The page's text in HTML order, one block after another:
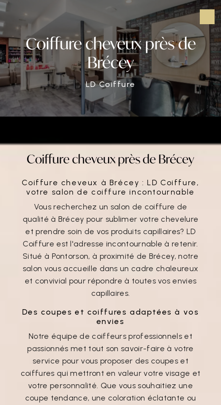
Coiffure cheveux près de
Brécey
LD Coiffure
Coiffure cheveux près de Brécey
Coiffure cheveux à Brécey : LD Coiffure,
votre salon de coiffure incontournable
Vous recherchez un salon de coiffure de
qualité à Brécey pour sublimer votre chevelure
et prendre soin de vos produits capillaires? LD
Coiffure est l'adresse incontournable à retenir.
Situé à Pontorson, à proximité de Brécey, notre
salon vous accueille dans un cadre chaleureux
et convivial pour répondre à toutes vos envies
capillaires.
Des coupes et coiffures adaptées à vos
envies
Notre équipe de coiffeurs professionnels et
passionnés met tout son savoir-faire à votre
service pour vous proposer des coupes et
coiffures qui mettront en valeur votre visage et
votre personnalité. Que vous souhaitiez une
coupe tendance, une coloration éclatante ou
Panneau de gestion des cookies